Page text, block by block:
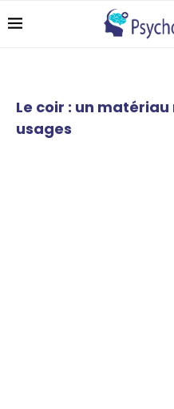
Le coir : un
usages